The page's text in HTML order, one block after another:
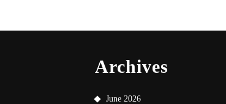
Archives
June 2026